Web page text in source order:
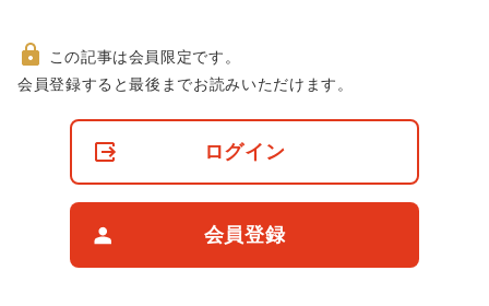
非
この記事は会員限定です。
会員登録すると最後までお読みいただけます。
ログイン
会員登録